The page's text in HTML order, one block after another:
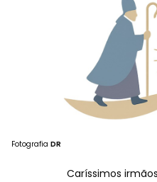
Fotografia DR
Caríssimos